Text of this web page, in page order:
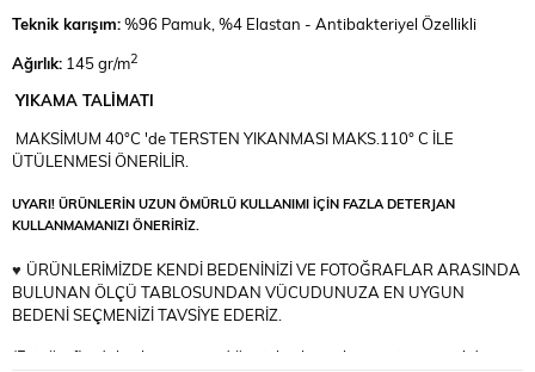
Teknik karışım:%96 Pamuk, %4 Elastan - Antibakteriyel Özellikli
Ağırlık: 145 gr/m2
YIKAMA TALİMATI
MAKSİMUM 40°C 'de TERSTEN YIKANMASI MAKS.110° C İLE
ÜTÜLENMESİ ÖNERİLİR.
UYARI! ÜRÜNLERİN UZUN ÖMÜRLÜ KULLANIMI İÇİN FAZLA DETERJAN
KULLANMAMANIZI ÖNERİRİZ.
♥ ÜRÜNLERİMİZDE KENDİ BEDENİNİZİ VE FOTOĞRAFLAR ARASINDA
BULUNAN ÖLÇÜ TABLOSUNDAN VÜCUDUNUZA EN UYGUN
BEDENİ SEÇMENİZİ TAVSİYE EDERİZ.
(Fotoğraflardaki aksesuar ve diğer tekstil ürünleri tanıtım amaçlıdır,